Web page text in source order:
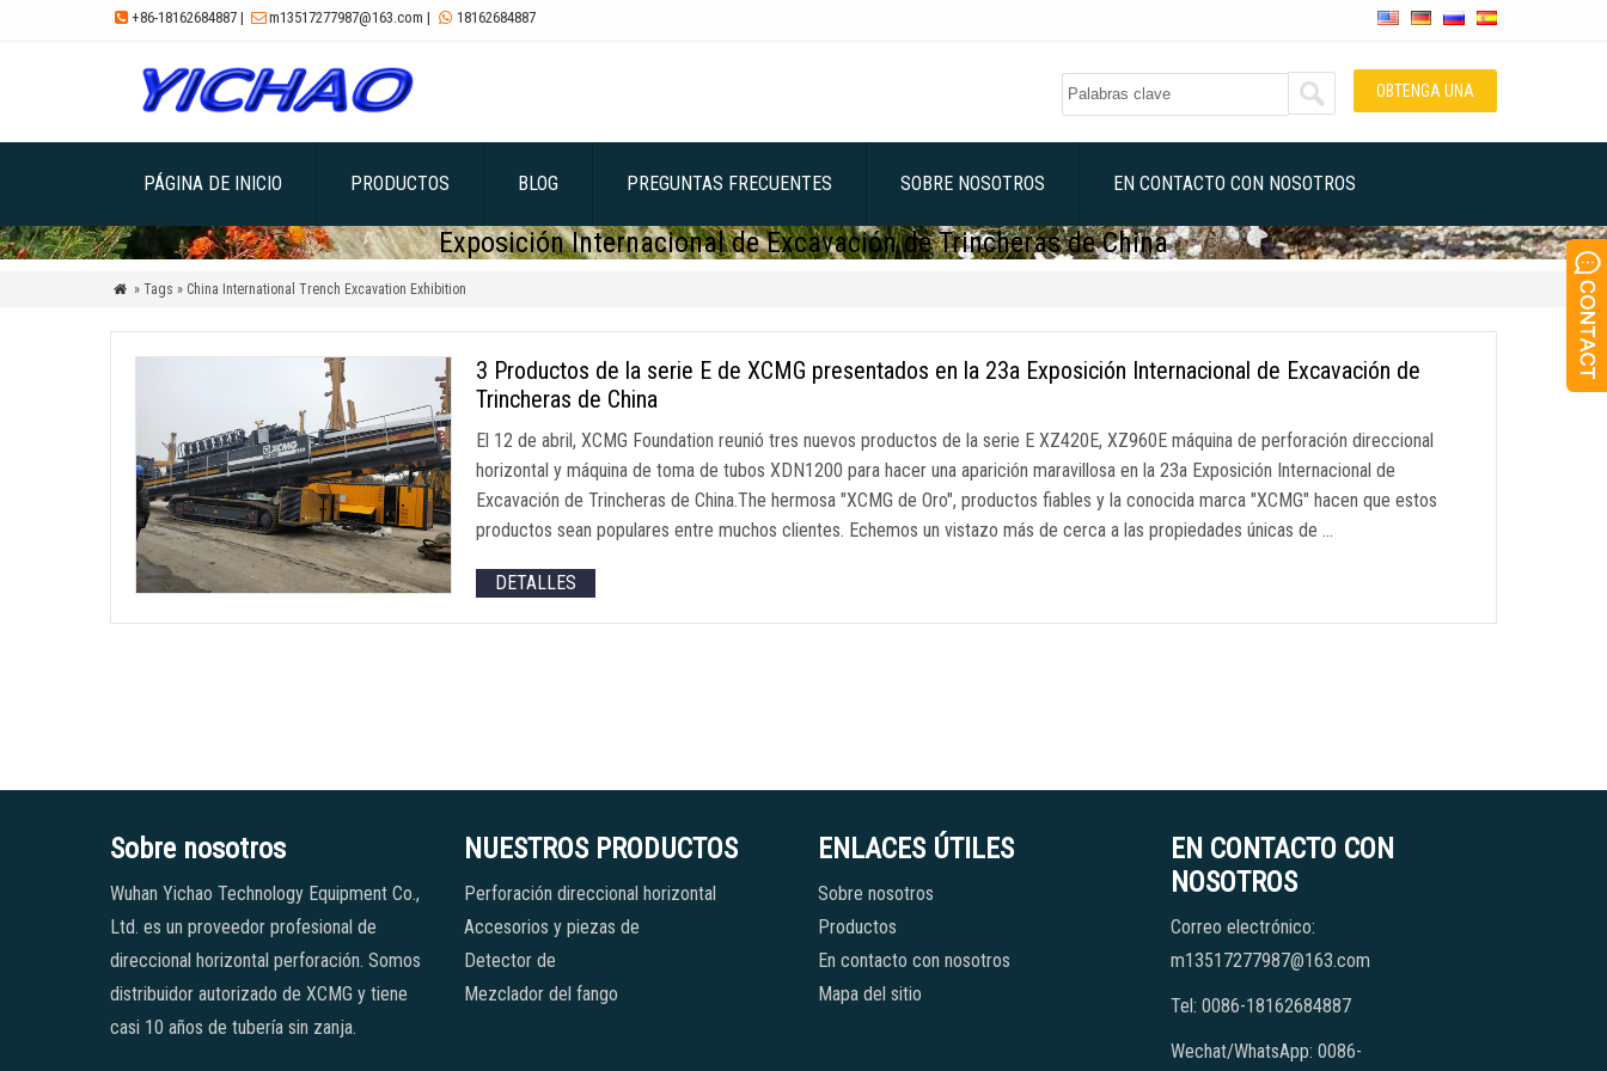
 +86-18162684887 | m13517277987@163.com |  18162684887
OBTENGA UNA
PÁGINA DE INICIO PRODUCTOS BLOG PREGUNTAS FRECUENTES SOBRE NOSOTROS EN CONTACTO CON NOSOTROS
Exposición Internacional de Excavación de Trincheras de China
 » Tags » China International Trench Excavation Exhibition
3 Productos de la serie E de XCMG presentados en la 23a Exposición Internacional de Excavación de
Trincheras de China
El 12 de abril, XCMG Foundation reunió tres nuevos productos de la serie E XZ420E, XZ960E máquina de perforación direccional
horizontal y máquina de toma de tubos XDN1200 para hacer una aparición maravillosa en la 23a Exposición Internacional de
Excavación de Trincheras de China.The hermosa "XCMG de Oro", productos fiables y la conocida marca "XCMG" hacen que estos
productos sean populares entre muchos clientes. Echemos un vistazo más de cerca a las propiedades únicas de …
DETALLES
Sobre nosotros
Wuhan Yichao Technology Equipment Co.,
Ltd. es un proveedor profesional de
direccional horizontal perforación. Somos
distribuidor autorizado de XCMG y tiene
casi 10 años de tubería sin zanja.
NUESTROS PRODUCTOS
Perforación direccional horizontal
Accesorios y piezas de
Detector de
Mezclador del fango
ENLACES ÚTILES
Sobre nosotros
Productos
En contacto con nosotros
Mapa del sitio
EN CONTACTO CON
NOSOTROS
Correo electrónico:
m13517277987@163.com
Tel: 0086-18162684887
Wechat/WhatsApp: 0086-